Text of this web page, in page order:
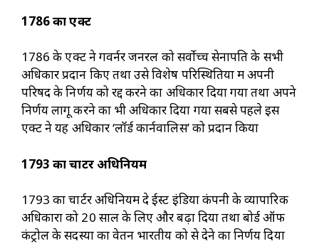
1786का एक्ट
1786 के एक्ट ने गवर्नर जनरल को सर्वोच्च सेनापति के सभी
अधिकार प्रदान किए तथा उसे विशेष परिस्थितियों में अपनी
परिषद के निर्णय को रद्द करने का अधिकार दिया गया तथा अपने
निर्णय लागू करने का भी अधिकार दिया गया सबसे पहले इस
एक्ट ने यह अधिकार ‘लॉर्ड कार्नवालिस’ को प्रदान किया
1793का चार्टर अधिनियम
1793 का चार्टर अधिनियम दे ईस्ट इंडिया कंपनी के व्यापारिक
अधिकारों को 20 साल के लिए और बढ़ा दिया तथा बोर्ड ऑफ
कंट्रोल के सदस्यों का वेतन भारतीय को से देने का निर्णय दिया